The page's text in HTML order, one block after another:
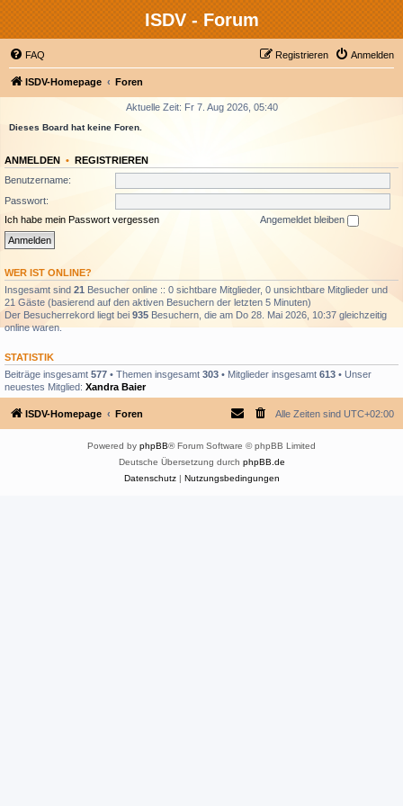
ISDV - Forum
FAQ Anmelden
Registrieren
ISDV-Homepage Foren
Aktuelle Zeit: Fr 7. Aug 2026, 05:40
Dieses Board hat keine Foren.
ANMELDEN • REGISTRIEREN
Benutzername:
Passwort:
Ich habe mein Passwort vergessen
Angemeldet bleiben
WER IST ONLINE?
Insgesamt sind 21 Besucher online :: 0 sichtbare Mitglieder, 0 unsichtbare Mitglieder und
21 Gäste (basierend auf den aktiven Besuchern der letzten 5 Minuten)
Der Besucherrekord liegt bei 935 Besuchern, die am Do 28. Mai 2026, 10:37 gleichzeitig
online waren.
STATISTIK
Beiträge insgesamt 577 • Themen insgesamt 303 • Mitglieder insgesamt 613 • Unser
neuestes Mitglied: Xandra Baier
ISDV-Homepage Foren Alle Zeiten sind UTC+02:00
Powered by phpBB® Forum Software © phpBB Limited
Deutsche Übersetzung durch phpBB.de
Datenschutz| Nutzungsbedingungen